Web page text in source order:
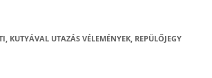
KUTYÁVAL UTAZÁS VÉLEMÉNYEK, REPÜLŐJEGY